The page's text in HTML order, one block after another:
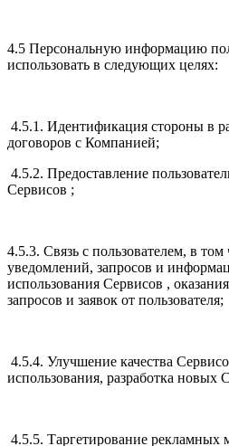
4.5 Персональную информацию
использовать в следующих целях:
4.5.1. Идентификация стороны в
договоров с Компанией;
4.5.2. Предоставление
Сервисов ;
4.5.3. Связь с пользователем, в
уведомлений, запросов и
использования Сервисов ,
запросов и заявок от пользователя;
4.5.4. Улучшение качества
использования, разработка новых
4.5.5. Таргетирование рекламных